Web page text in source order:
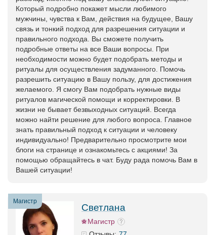
Который подробно покажет мысли любимого
мужчины, чувства к Вам, действия на будущее, Вашу
связь и тонкий подход для разрешения ситуации и
правильного подхода. Вы сможете получить
подробные ответы на все Ваши вопросы. При
необходимости можно будет подобрать методы и
ритуалы для осуществления задуманного. Помочь
разрешить ситуацию в Вашу пользу, для достижения
желаемого. Я смогу Вам подобрать нужные виды
ритуалов магической помощи и корректировки. В
жизни не бывает безвыходных ситуаций. Всегда
можно найти решение для любого вопроса. Главное
знать правильный подход к ситуации и человеку
индивидуально! Предварительно просмотрите мои
блоги на странице и ознакомьтесь с акциями! За
помощью обращайтесь в чат. Буду рада помочь Вам в
Вашей ситуации!
Магистр
Светлана
Магистр